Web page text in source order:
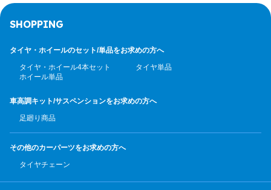
SHOPPING
タイヤ・ホイールのセット/単品をお求めの方へ
タイヤ・ホイール4本セット
タイヤ単品
ホイール単品
車高調キット/サスペンションをお求めの方へ
足廻り商品
その他のカーパーツをお求めの方へ
タイヤチェーン